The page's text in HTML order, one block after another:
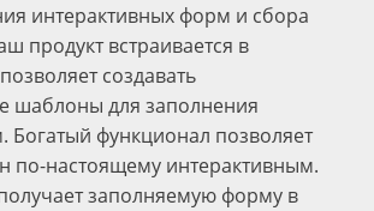
интерактивных форм и сбора
продукт встраивается в
создавать
шаблоны для заполнения
Богатый функционал позволяет
по-настоящему интерактивным.
заполняемую форму в